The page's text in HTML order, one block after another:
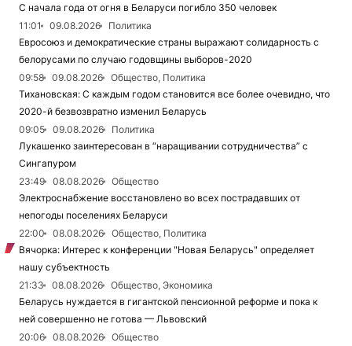
С начала года от огня в Беларуси погибло 350 человек
11:01
09.08.2026
Политика
Евросоюз и демократические страны выражают солидарность с
белорусами по случаю годовщины выборов-2020
09:58
09.08.2026
Общество, Политика
Тихановская: С каждым годом становится все более очевидно, что
2020-й безвозвратно изменил Беларусь
09:05
09.08.2026
Политика
Лукашенко заинтересован в “наращивании сотрудничества” с
Сингапуром
23:49
08.08.2026
Общество
Электроснабжение восстановлено во всех пострадавших от
непогоды поселениях Беларуси
22:00
08.08.2026
Общество, Политика
Вячорка: Интерес к конференции "Новая Беларусь" определяет
нашу субъектность
21:33
08.08.2026
Общество, Экономика
Беларусь нуждается в гигантской пенсионной реформе и пока к
ней совершенно не готова — Львовский
20:06
08.08.2026
Общество